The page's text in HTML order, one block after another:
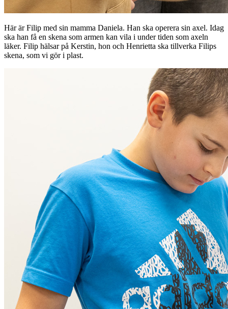
Här är Filip med sin mamma Daniela. Han ska operera sin axel. Idag
ska han få en skena som armen kan vila i under tiden som axeln
läker. Filip hälsar på Kerstin, hon och Henrietta ska tillverka Filips
skena, som vi gör i plast.